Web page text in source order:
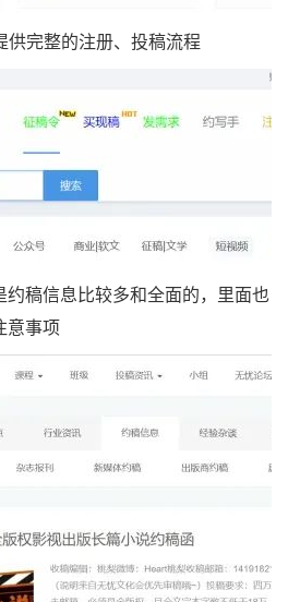
供完整的注册、投稿流程
稿信息比较多和全面的，里面也
意事项